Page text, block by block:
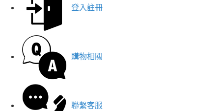
登入註冊
購物相關
聯繫客服